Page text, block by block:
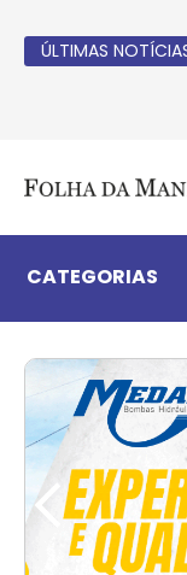
ÚLTIMAS
Luiz Vastres cobra
CATEGORIAS